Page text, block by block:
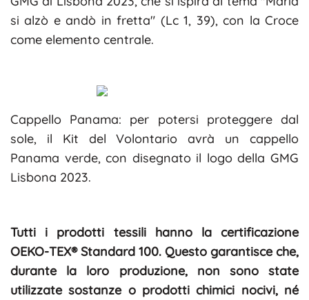
si alzò e andò in fretta" (Lc 1, 39), con la Croce
come elemento centrale.
Cappello Panama: per potersi proteggere dal
sole, il Kit del Volontario avrà un cappello
Panama verde, con disegnato il logo della GMG
Lisbona 2023.
Tutti i prodotti tessili hanno la certificazione
OEKO-TEX® Standard 100. Questo garantisce che,
durante la loro produzione, non sono state
utilizzate sostanze o prodotti chimici nocivi, né